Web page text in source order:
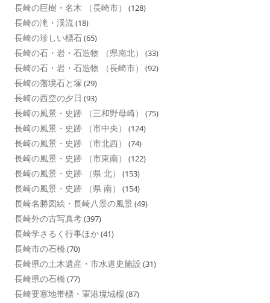
長崎の巨樹・名木 （長崎市） (128)
長崎の滝・渓流(18)
長崎の珍しい標石(65)
長崎の石・岩・石造物 （県南北） (33)
長崎の石・岩・石造物 （長崎市） (92)
長崎の藩境石と塚 (29)
長崎の西空の夕日 (93)
長崎の風景・史跡 （三和野母崎） (75)
長崎の風景・史跡 （市中央） (124)
長崎の風景・史跡 （市北西） (74)
長崎の風景・史跡 （市東南） (122)
長崎の風景・史跡 （県 北） (153)
長崎の風景・史跡 （県 南） (154)
長崎名勝図絵・長崎八景の風景 (49)
長崎外の古写真考(397)
長崎学さるく行事ほか(41)
長崎市の石橋 (70)
長崎県の土木遺産・市水道史施設 (31)
長崎県の石橋 (77)
長崎要塞地帯標・軍港境域標(87)